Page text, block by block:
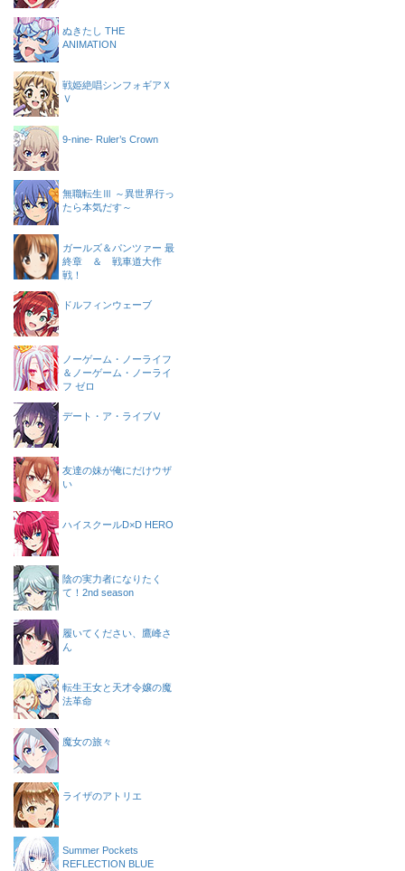
ぬきたし THE
ANIMATION
戦姫絶唱シンフォギアＸ
Ｖ
9-nine- Ruler’s Crown
無職転生Ⅲ ～異世界行っ
たら本気だす～
ガールズ＆パンツァー 最
終章 ＆ 戦車道大作
戦！
ドルフィンウェーブ
ノーゲーム・ノーライフ
＆ノーゲーム・ノーライ
フ ゼロ
デート・ア・ライブⅤ
友達の妹が俺にだけウザ
い
ハイスクールD×D HERO
陰の実力者になりたく
て！2nd season
履いてください、鷹峰さ
ん
転生王女と天才令嬢の魔
法革命
魔女の旅々
ライザのアトリエ
Summer Pockets
REFLECTION BLUE